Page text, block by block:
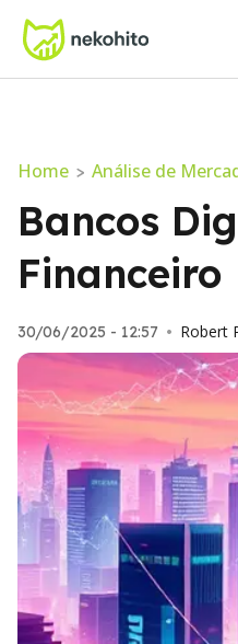
Home > Análise de
Bancos
Financeiro
30/06/2025 - 12:57 • Robert